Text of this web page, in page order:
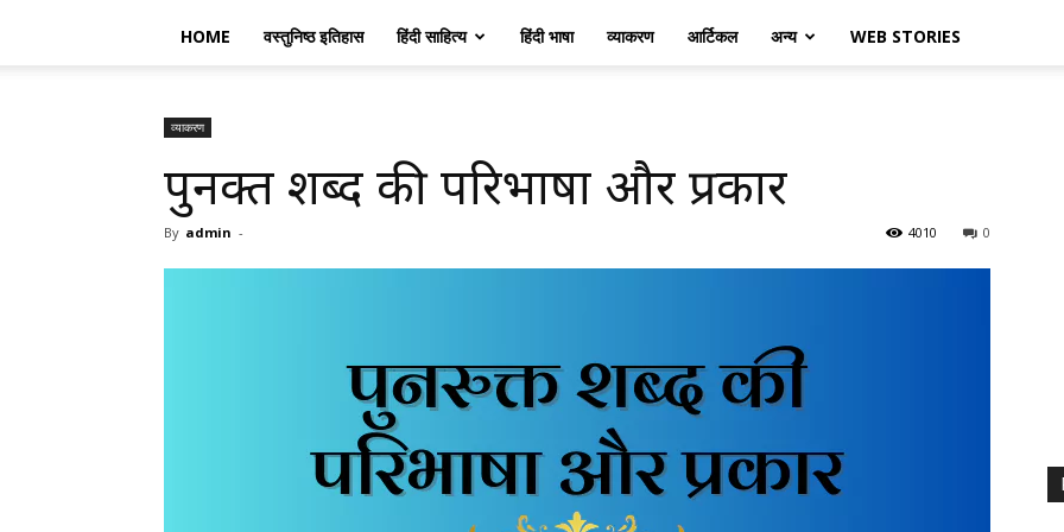
HOME वस्तुनिष्ठ इतिहास हिंदी साहित्य हिंदी भाषा व्याकरण आर्टिकल अन्य WEB STORIES
व्याकरण
पुनरुक्त शब्द की परिभाषा और प्रकार
By admin - 0
4010